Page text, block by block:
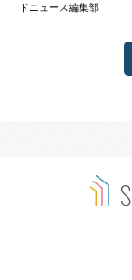
ドニュース編集部